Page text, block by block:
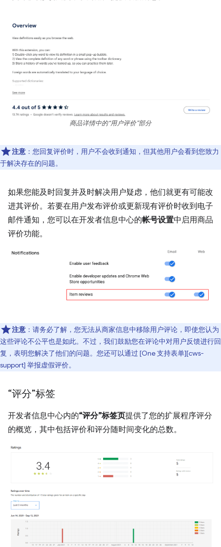
商品详情中的“用户评价”部分
注意 ：您回复评价时，用户不会收到通知，但其他用户会看到您致力
于解决存在的问题。
如果您能及时回复并及时解决用户疑虑，他们就更有可能改
进其评价。若要在用户发布评价或更新现有评价时收到电子
邮件通知，您可以在开发者信息中心的帐号设置中启用商品
评价功能。
注意 ：请务必了解，您无法从商家信息中移除用户评论，即使您认为
这些评论不公平也是如此。不过，我们鼓励您在评论中对用户反馈进行回
复，表明您解决了他们的问题。您还可以通过 [One 支持表单][cws-
support] 举报虚假评价。
“评分”标签
开发者信息中心内的“评分”标签页提供了您的扩展程序评分
的概览，其中包括评价和评分随时间变化的总数。